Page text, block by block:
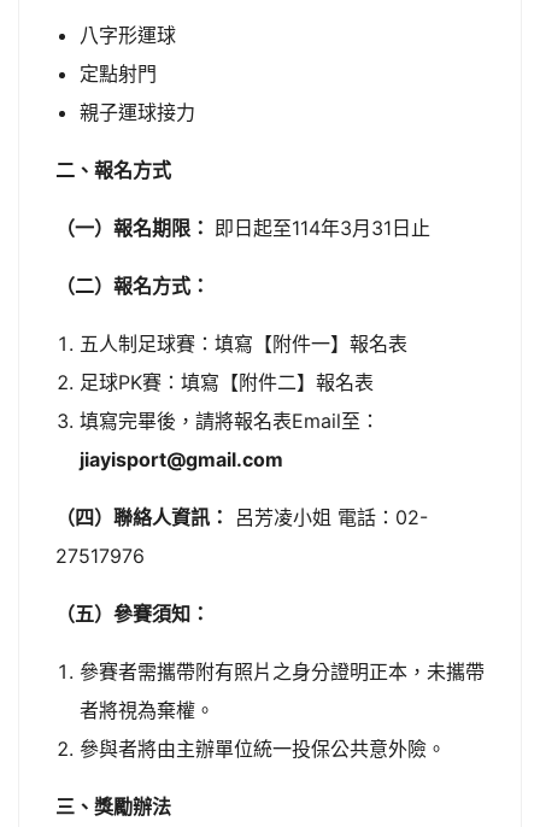
八字形運球
定點射門
親子運球接力
二、報名方式
（一）報名期限： 即日起至114年3月31日止
（二）報名方式：
五人制足球賽：填寫【附件一】報名表
足球PK賽：填寫【附件二】報名表
填寫完畢後，請將報名表Email至：
jiayisport@gmail.com
（四）聯絡人資訊：
呂芳凌小姐 電話：02-
27517976
（五）參賽須知：
參賽者需攜帶附有照片之身分證明正本，未攜帶
者將視為棄權。
參與者將由主辦單位統一投保公共意外險。
三、獎勵辦法